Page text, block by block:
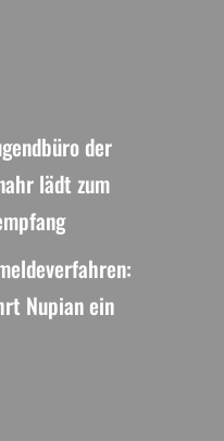
der
lädt zum
Nupian ein